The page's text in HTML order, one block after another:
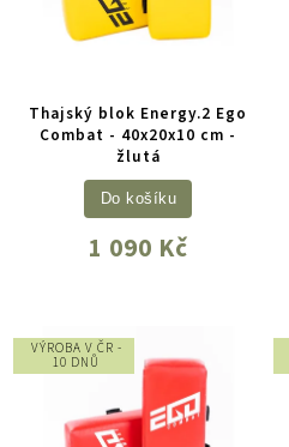
Thajský blok Energy.2 Ego
Combat - 40x20x10 cm -
žlutá
1 090 Kč
Do košíku
VÝROBA V ČR -
10 DNŮ